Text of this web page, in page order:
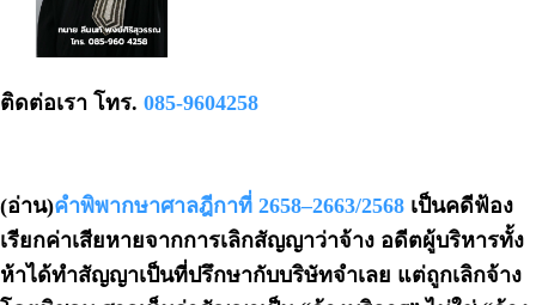
ติดต่อเรา โทร. 085-9604258
(อ่าน)คำพิพากษาศาลฎีกาที่ 2658–2663/2568 เป็นคดีฟ้อง
เรียกค่าเสียหายจากการเลิกสัญญาว่าจ้าง อดีตผู้บริหารทั้ง
ห้าได้ทำสัญญาเป็นที่ปรึกษากับบริษัทจำเลย แต่ถูกเลิกจ้าง